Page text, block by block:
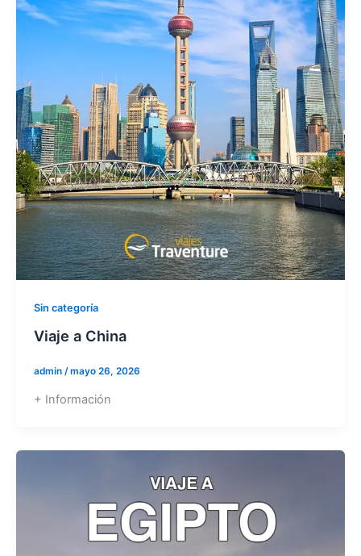
Sin categoría
Viaje a China
admin /mayo 26, 2026
+ Información